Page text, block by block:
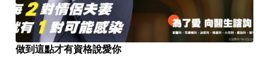
做到這點才有資格說愛你